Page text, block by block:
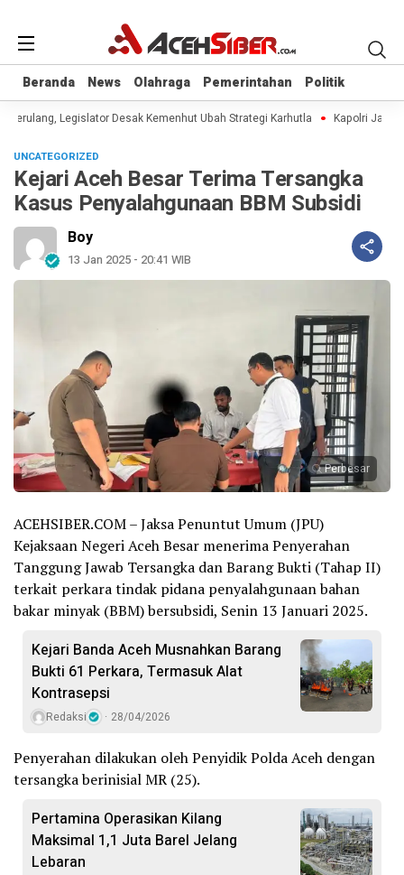
Beranda News Olahraga Pemerintahan Politik
Beranda News Olahraga Pemerintahan Politik
Legislator Desak Kemenhut Ubah Strategi Karhutla Kapolri Jadi
UNCATEGORIZED
Kejari Aceh Besar Terima Tersangka
Kasus Penyalahgunaan BBM Subsidi
Boy
13 Jan 2025 - 20:41 WIB
Perbesar
ACEHSIBER.COM – Jaksa Penuntut Umum (JPU)
Kejaksaan Negeri Aceh Besar menerima Penyerahan
Tanggung Jawab Tersangka dan Barang Bukti (Tahap II)
terkait perkara tindak pidana penyalahgunaan bahan
bakar minyak (BBM) bersubsidi, Senin 13 Januari 2025.
Kejari Banda Aceh Musnahkan Barang
Bukti 61 Perkara, Termasuk Alat
Kontrasepsi
Redaksi 28/04/2026
Penyerahan dilakukan oleh Penyidik Polda Aceh dengan
tersangka berinisial MR (25).
Pertamina Operasikan Kilang
Maksimal 1,1 Juta Barel Jelang
Lebaran